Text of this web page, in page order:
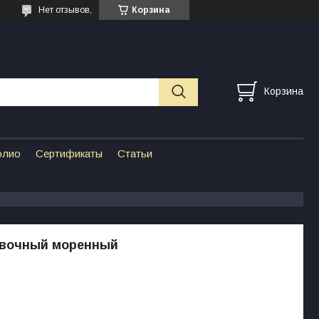
Корзина
Нет отзывов,
Корзина
Сертификаты Статьи
моренный